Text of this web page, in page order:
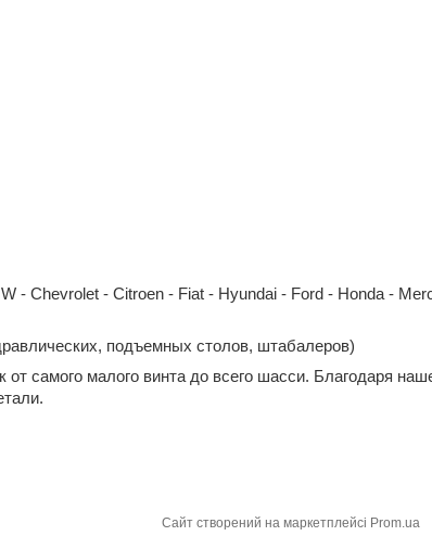
- Chevrolet - Citroen - Fiat - Hyundai - Ford - Honda -
подъемных столов, штабалеров)
самого малого винта до всего шасси. Благодаря
Сайт створений на маркетплейсі Prom.ua